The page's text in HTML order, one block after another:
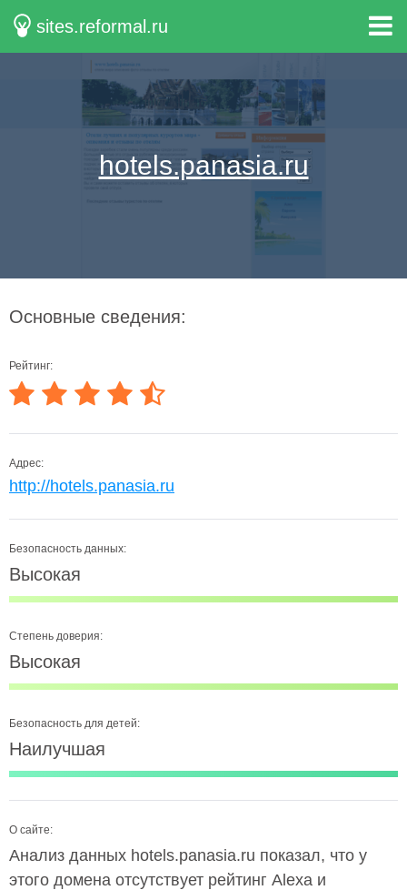
sites.reformal.ru
hotels.panasia.ru
Основные сведения:
Рейтинг:
Адрес:
http://hotels.panasia.ru
Безопасность данных:
Высокая
Степень доверия:
Высокая
Безопасность для детей:
Наилучшая
О сайте:
Анализ данных hotels.panasia.ru показал, что у
этого домена отсутствует рейтинг Alexa и